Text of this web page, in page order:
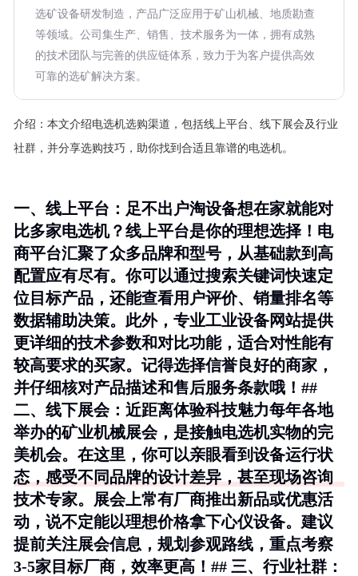
选矿设备研发制造，产品广泛应用于矿山机械、地质勘查
等领域。公司集生产、销售、技术服务为一体，拥有成熟
的技术团队与完善的供应链体系，致力于为客户提供高效
可靠的选矿解决方案。
介绍： 本文介绍电选机选购渠道，包括线上平台、线下展会及行业
社群，并分享选购技巧，助你找到合适且靠谱的电选机。
一、线上平台：足不出户淘设备想在家就能对
比多家电选机？线上平台是你的理想选择！电
商平台汇聚了众多品牌和型号，从基础款到高
配置应有尽有。你可以通过搜索关键词快速定
位目标产品，还能查看用户评价、销量排名等
数据辅助决策。此外，专业工业设备网站提供
更详细的技术参数和对比功能，适合对性能有
较高要求的买家。记得选择信誉良好的商家，
并仔细核对产品描述和售后服务条款哦！##
二、线下展会：近距离体验科技魅力每年各地
举办的矿业机械展会，是接触电选机实物的完
美机会。在这里，你可以亲眼看到设备运行状
态，感受不同品牌的设计差异，甚至现场咨询
技术专家。展会上常有厂商推出新品或优惠活
动，说不定能以理想价格拿下心仪设备。建议
提前关注展会信息，规划参观路线，重点考察
3-5家目标厂商，效率更高！## 三、行业社群：